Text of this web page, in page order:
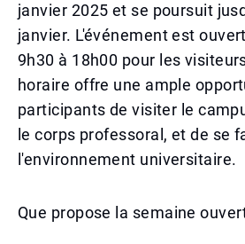
janvier 2025 et se poursuit
janvier. L'événement est
9h30 à 18h00 pour les
horaire offre une ample
participants de visiter le
le corps professoral, et de se
l'environnement universitaire.
Que propose la semaine